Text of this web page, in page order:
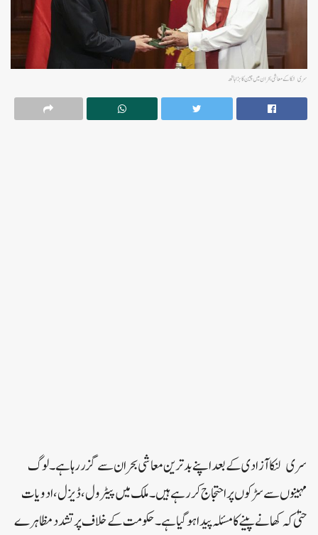
سری لنکا کے معاشی بحران میں چین کا بڑا ہاتھ
سری لنکا آزادی کے بعد اپنے بدترین معاشی بحران سے گزر رہا ہے۔ لوگ
مہینوں سے سڑکوں پر احتجاج کر رہے ہیں۔ ملک میں پیٹرول، ڈیزل، ادویات
حتیٰ کہ کھانے پینے کا مسئلہ پیدا ہوگیا ہے۔ حکومت کے خلاف پرتشدد مظاہرے